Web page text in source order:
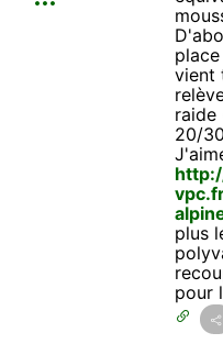
vient
raide
20/
plus
pour